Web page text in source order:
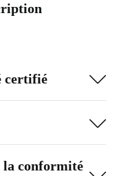
certifié
la conformité